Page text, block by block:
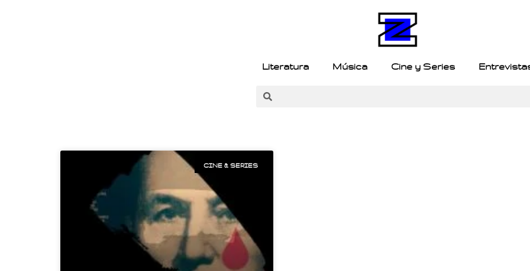
Literatura Música Cine y Series
CINE & SERIES